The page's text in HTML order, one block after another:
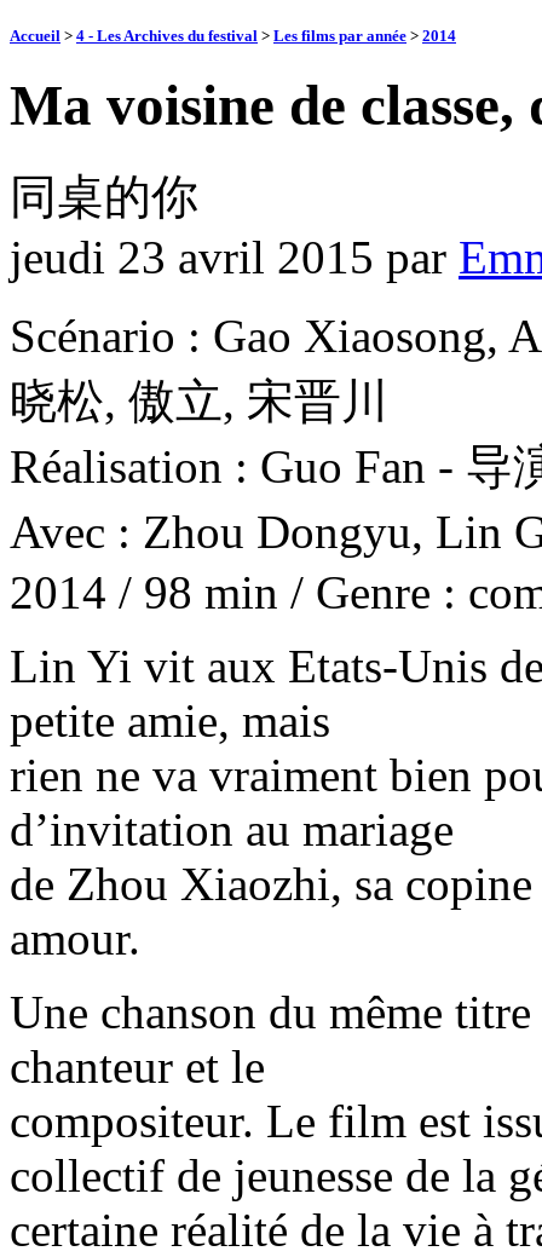
Accueil > 4 - Les Archives du festival > Les films par année > 2014
Ma voisine de classe,
同桌的你
jeudi 23 avril 2015 par
Scénario : Gao Xiaosong,
晓松, 傲立, 宋晋川
Réalisation : Guo Fan - 导
Avec : Zhou Dongyu, Lin
2014 / 98 min / Genre :
Lin Yi vit aux Etats-Unis
petite amie, mais
rien ne va vraiment bien
d’invitation au mariage
de Zhou Xiaozhi, sa
amour.
Une chanson du même
chanteur et le
compositeur. Le film est
collectif de jeunesse de la
certaine réalité de la vie à